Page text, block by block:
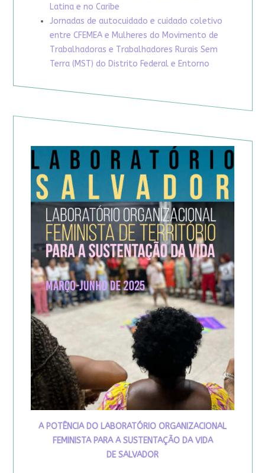
Latina e no Caribe
Jornadas de autocuidado e cuidado coletivo
entre CFEMEA e Mulheres do Movimento de
Trabalhadoras e Trabalhadores Rurais Sem
Terra (MST) do Distrito Federal e Entorno
A POTÊNCIA DO LABORATÓRIO ORGANIZACIONAL
FEMINISTA PARA A SUSTENTAÇÃO DA VIDA
DE SALVADOR